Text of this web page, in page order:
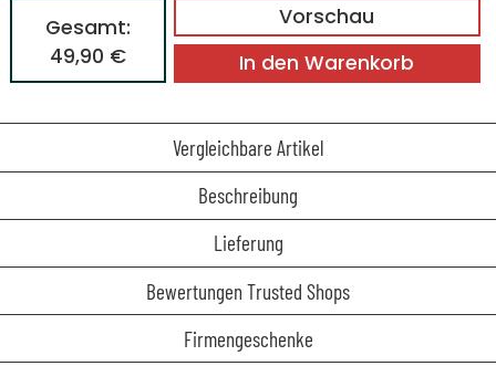
Vorschau
Gesamt:
49,90 €
In den Warenkorb
Vergleichbare Artikel
Beschreibung
Lieferung
Bewertungen Trusted Shops
Firmengeschenke